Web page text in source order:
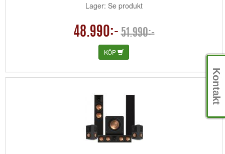
Lager: Se produkt
48.990:- 51.990:-
KÖP
Kontakt